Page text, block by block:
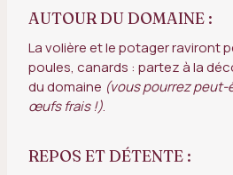
AUTOUR DU DOMAINE :
La volière et le potager raviront
poules, canards : partez à la
du domaine (vous pourrez
œufs frais !).
REPOS ET DÉTENTE :